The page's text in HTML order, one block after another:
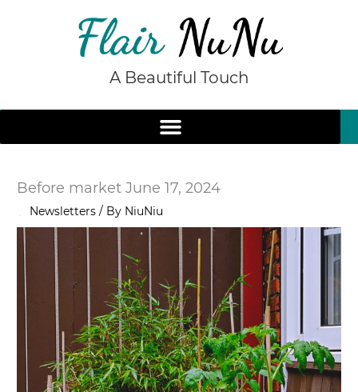
A Beautiful Touch
Before market June 17, 2024
Newsletters / By NiuNiu